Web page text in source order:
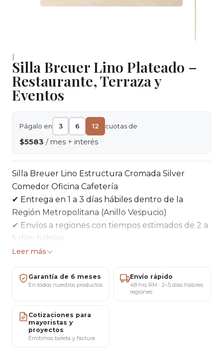
|
Silla Breuer Lino Plateado –
Restaurante, Terraza y
Eventos
Págalo en 3 6 12 cuotas de
$5583 / mes + interés
Silla Breuer Lino Estructura Cromada Silver
Comedor Oficina Cafetería
✔ Entrega en 1 a 3 días hábiles dentro de la
Región Metropolitana (Anillo Vespucio)
✔ Envíos a regiones con tiempos estimados de 2 a
5 días hábiles
✔ Pago seguro mediante tarjetas de crédito,
✔ 5 días para cambios o devoluciones según
condiciones vigentes
respaldada por MARICAT®
✔ Showroom ubicado en San Miguel, Santiago
(atención con cita previa)
Leer más
Garantía de 6 meses
En todos nuestros productos
Envío rápido
48 hrs RM · 2–5 días hábiles
regiones
Cotizaciones para
mayoristas y
proyectos
Emitimos boleta y factura